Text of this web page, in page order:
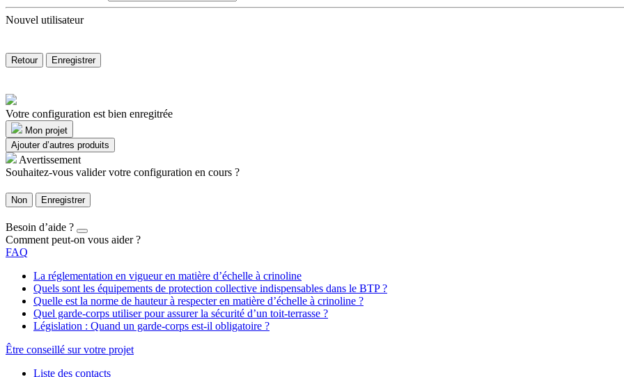
Nouvel utilisateur
Retour Enregistrer
Votre configuration est bien enregitrée
Mon projet
Ajouter d’autres produits
Avertissement
Souhaitez-vous valider votre configuration en cours ?
Non Enregistrer
Besoin d’aide ?
Comment peut-on vous aider ?
FAQ
La réglementation en vigueur en matière d’échelle à crinoline
Quels sont les équipements de protection collective indispensables dans le BTP ?
Quelle est la norme de hauteur à respecter en matière d’échelle à crinoline ?
Quel garde-corps utiliser pour assurer la sécurité d’un toit-terrasse ?
Législation : Quand un garde-corps est-il obligatoire ?
Être conseillé sur votre projet
Liste des contacts